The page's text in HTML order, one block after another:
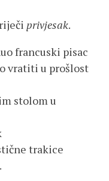
privjesak.
francuski pisac
vratiti u prošlost
stolom u
trakice